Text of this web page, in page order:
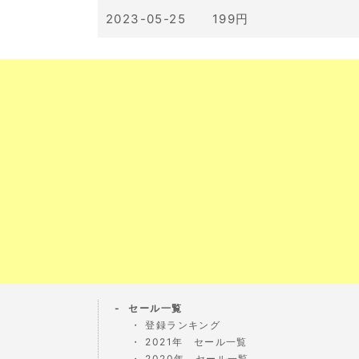
2023-05-25 199円
セール一覧
登録ランキング
2021年 セール一覧